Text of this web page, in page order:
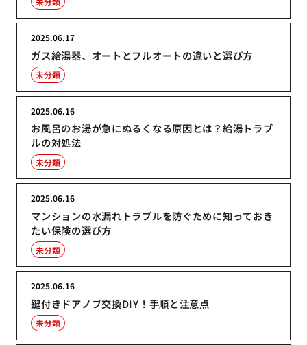
ガス給湯器、オートとフルオートの違いと選び方
2025.06.17
未分類
お風呂のお湯が急にぬるくなる原因とは？給湯トラブ
ルの対処法
2025.06.16
未分類
マンションの水漏れトラブルを防ぐために知っておき
たい保険の選び方
2025.06.16
未分類
鍵付きドアノブ交換DIY！手順と注意点
2025.06.16
未分類